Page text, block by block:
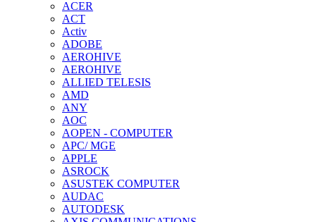
ACER
ACT
Activ
ADOBE
AEROHIVE
AEROHIVE
ALLIED TELESIS
AMD
ANY
AOC
AOPEN - COMPUTER
APC/ MGE
APPLE
ASROCK
ASUSTEK COMPUTER
AUDAC
AUTODESK